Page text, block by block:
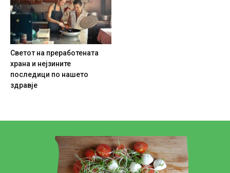
Светот на преработената
храна и нејзините
последици по нашето
здравје